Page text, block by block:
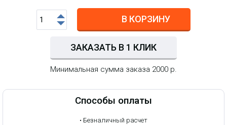
В КОРЗИНУ
ЗАКАЗАТЬ В 1 КЛИК
Минимальная сумма заказа 2000 р.
Способы оплаты
• Безналичный расчет